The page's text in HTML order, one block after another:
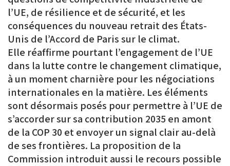
l’UE, de résilience et de sécurité, et les
conséquences du nouveau retrait des États-
Unis de l’Accord de Paris sur le climat.
Elle réaffirme pourtant l’engagement de l’UE
dans la lutte contre le changement climatique,
à un moment charnière pour les négociations
internationales en la matière. Les éléments
sont désormais posés pour permettre à l’UE de
s’accorder sur sa contribution 2035 en amont
de la COP 30 et envoyer un signal clair au-delà
de ses frontières. La proposition de la
Commission introduit aussi le recours possible